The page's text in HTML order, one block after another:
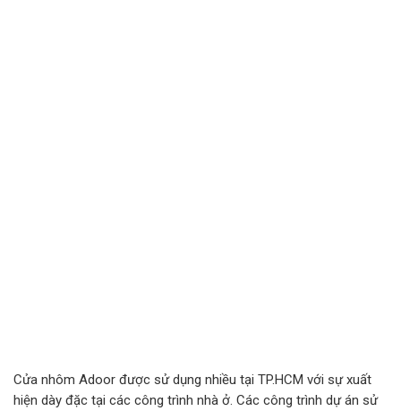
Cửa nhôm Adoor được sử dụng nhiều tại TP.HCM với sự xuất
hiện dày đặc tại các công trình nhà ở. Các công trình dự án sử